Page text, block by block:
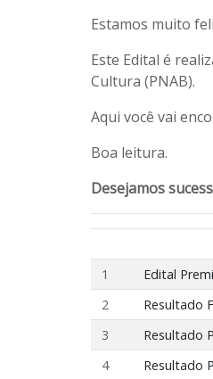
Estamos muito
Este Edital é
Cultura (PNAB).
Aqui você vai
Boa leitura.
Desejamos
1
Edital
2
Resultado
3
Resultado
4
Resultado